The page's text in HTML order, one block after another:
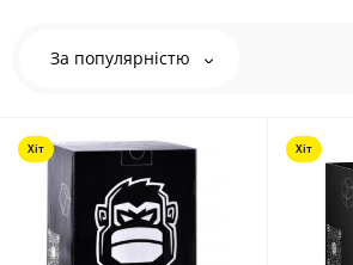
За популярністю
Хіт Хіт